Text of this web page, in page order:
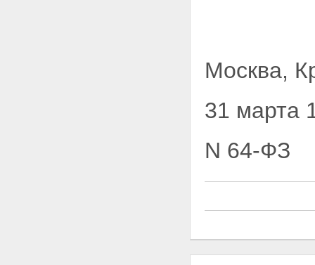
Москва,
31 марта
N 64-ФЗ